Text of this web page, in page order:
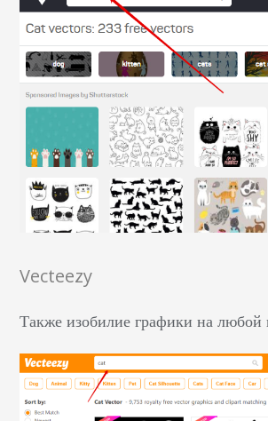
Vecteezy
Также изобилие графики на любой